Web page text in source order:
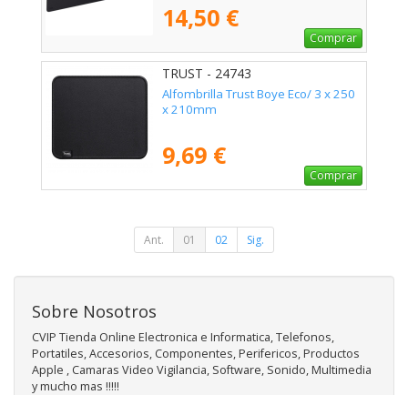
14,50 €
Comprar
TRUST - 24743
Alfombrilla Trust Boye Eco/ 3 x 250
x 210mm
9,69 €
Comprar
Ant. 01 02 Sig.
Sobre Nosotros
CVIP Tienda Online Electronica e Informatica, Telefonos,
Portatiles, Accesorios, Componentes, Perifericos, Productos
Apple , Camaras Video Vigilancia, Software, Sonido, Multimedia
y mucho mas !!!!!